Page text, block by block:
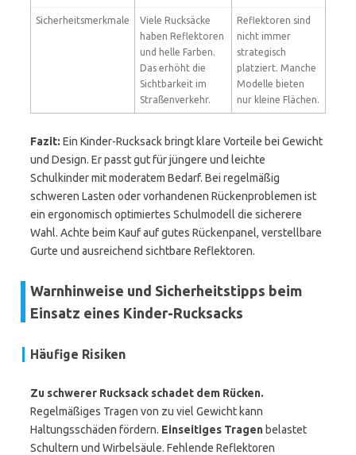
Sicherheitsmerkmale
Viele Rucksäcke
haben Reflektoren
und helle Farben.
Das erhöht die
Sichtbarkeit im
Straßenverkehr.
Reflektoren sind
nicht immer
strategisch
platziert. Manche
Modelle bieten
nur kleine Flächen.
Fazit: Ein Kinder-Rucksack bringt klare Vorteile bei Gewicht
und Design. Er passt gut für jüngere und leichte
Schulkinder mit moderatem Bedarf. Bei regelmäßig
schweren Lasten oder vorhandenen Rückenproblemen ist
ein ergonomisch optimiertes Schulmodell die sicherere
Wahl. Achte beim Kauf auf gutes Rückenpanel, verstellbare
Gurte und ausreichend sichtbare Reflektoren.
Warnhinweise und Sicherheitstipps beim
Einsatz eines Kinder-Rucksacks
Häufige Risiken
Zu schwerer Rucksack schadet dem Rücken.
Regelmäßiges Tragen von zu viel Gewicht kann
Haltungsschäden fördern. Einseitiges Tragen belastet
Schultern und Wirbelsäule. Fehlende Reflektoren